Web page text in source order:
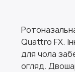
Quattro FX.
для чола
огляд.